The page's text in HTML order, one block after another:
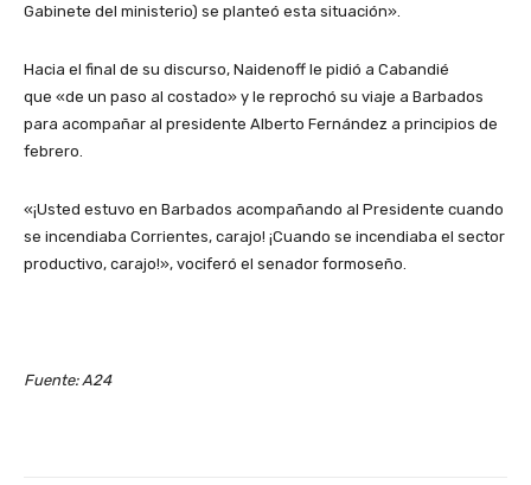
Gabinete del ministerio) se planteó esta situación».
Hacia el final de su discurso, Naidenoff le pidió a Cabandié
que «de un paso al costado» y le reprochó su viaje a Barbados
para acompañar al presidente Alberto Fernández a principios de
febrero.
«¡Usted estuvo en Barbados acompañando al Presidente cuando
se incendiaba Corrientes, carajo! ¡Cuando se incendiaba el sector
productivo, carajo!», vociferó el senador formoseño.
Fuente: A24